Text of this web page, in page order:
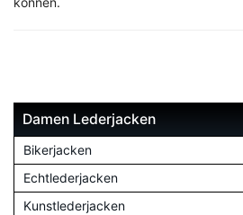
Damen Lederjacken
Bikerjacken
Echtlederjacken
Kunstlederjacken